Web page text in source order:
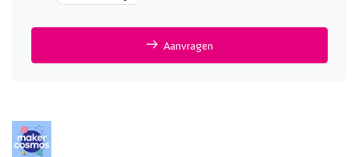
Aanvragen